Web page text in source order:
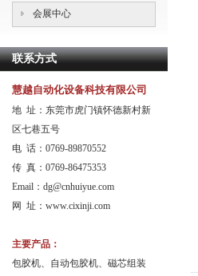
会展中心
联系方式
慧越自动化设备科技有限公司
地 址：东莞市虎门镇怀德新村新
区七巷五号
电 话：0769-89870552
传 真：0769-86475353
Email： dg@cnhuiyue.com
网 址：www.cixinji.com
主要产品：
包胶机、自动包胶机、磁芯组装